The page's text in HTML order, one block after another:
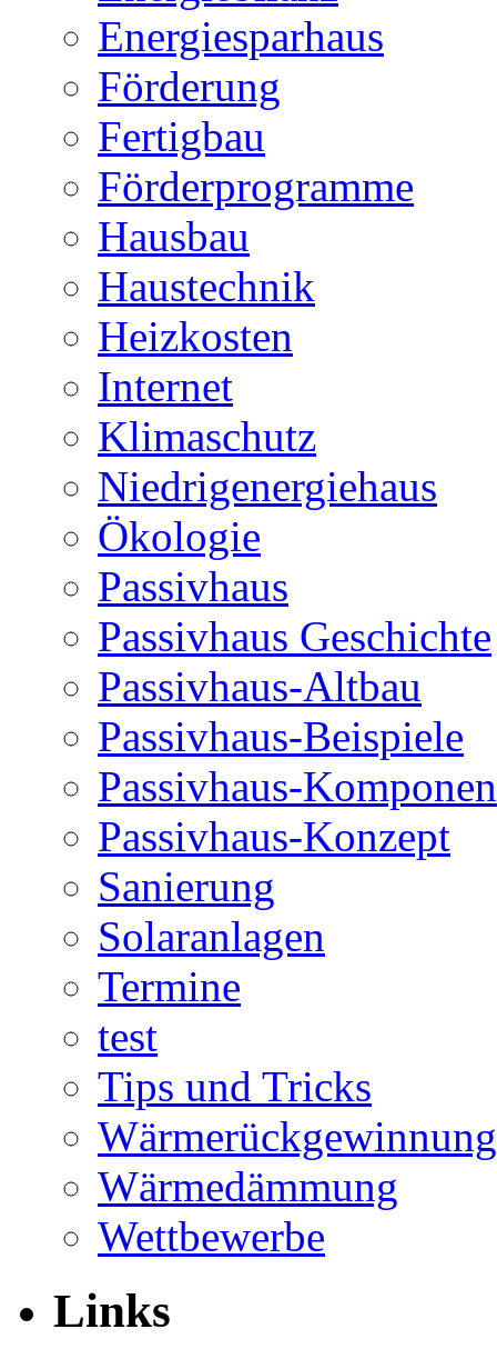
Energiesparhaus
Förderung
Fertigbau
Förderprogramme
Hausbau
Haustechnik
Heizkosten
Internet
Klimaschutz
Niedrigenergiehaus
Ökologie
Passivhaus
Passivhaus Geschichte
Passivhaus-Altbau
Passivhaus-Beispiele
Passivhaus-
Passivhaus-Konzept
Sanierung
Solaranlagen
Termine
test
Tips und Tricks
Wärmerückgewinnung
Wärmedämmung
Wettbewerbe
Links